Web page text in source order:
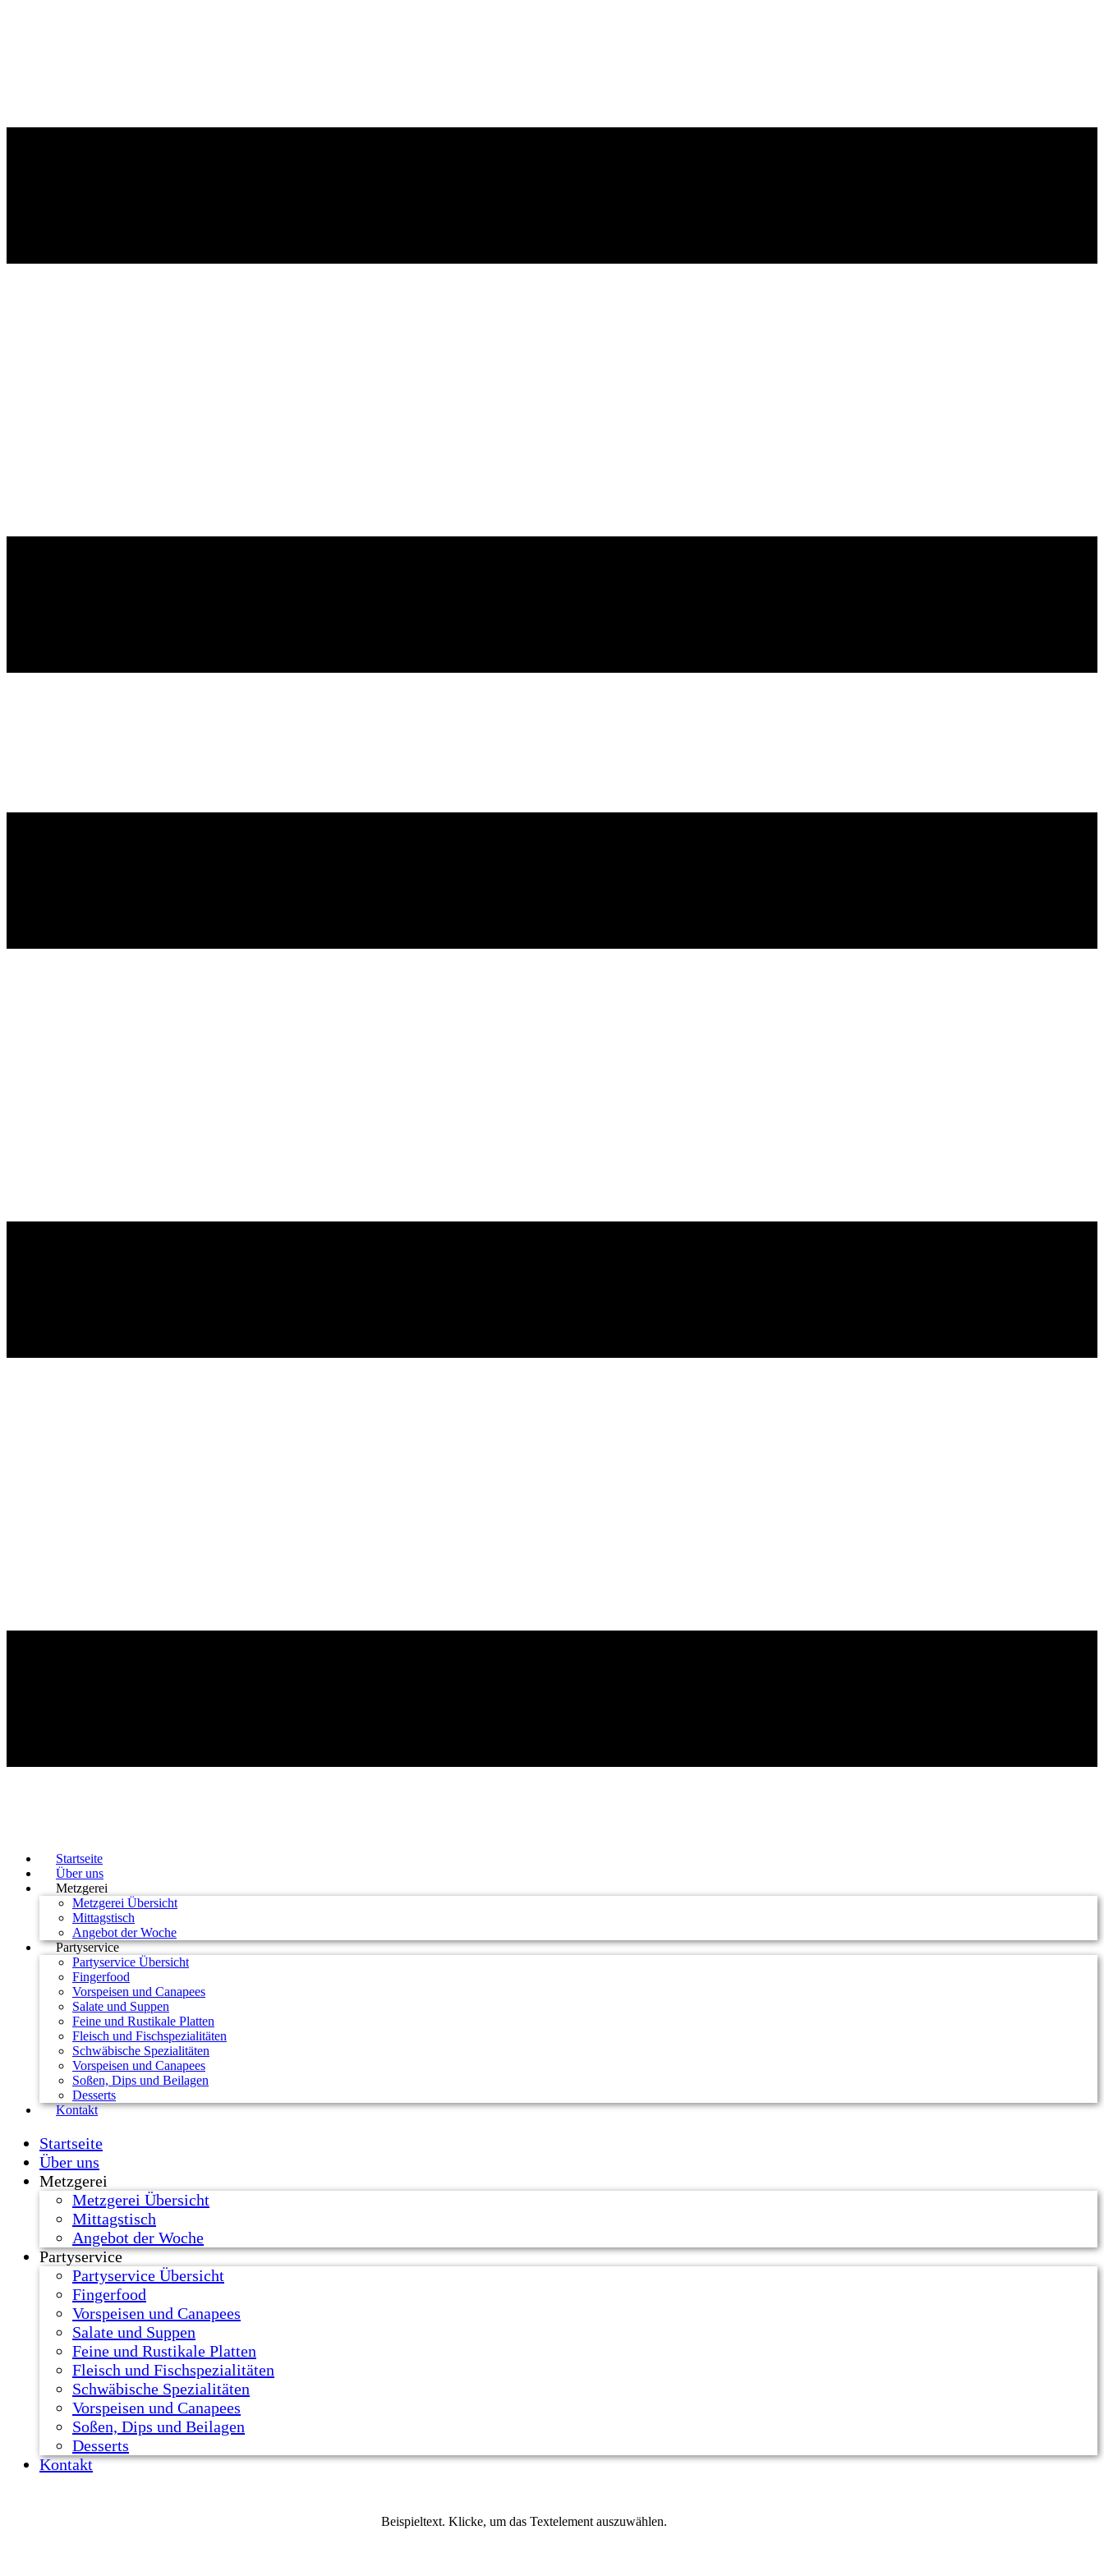
Startseite
Über uns
Metzgerei
Metzgerei Übersicht
Mittagstisch
Angebot der Woche
Partyservice
Partyservice Übersicht
Fingerfood
Vorspeisen und Canapees
Salate und Suppen
Feine und Rustikale Platten
Fleisch und Fischspezialitäten
Schwäbische Spezialitäten
Vorspeisen und Canapees
Soßen, Dips und Beilagen
Desserts
Kontakt
Startseite
Über uns
Metzgerei
Metzgerei Übersicht
Mittagstisch
Angebot der Woche
Partyservice
Partyservice Übersicht
Fingerfood
Vorspeisen und Canapees
Salate und Suppen
Feine und Rustikale Platten
Fleisch und Fischspezialitäten
Schwäbische Spezialitäten
Vorspeisen und Canapees
Soßen, Dips und Beilagen
Desserts
Kontakt
Beispieltext. Klicke, um das Textelement auszuwählen.